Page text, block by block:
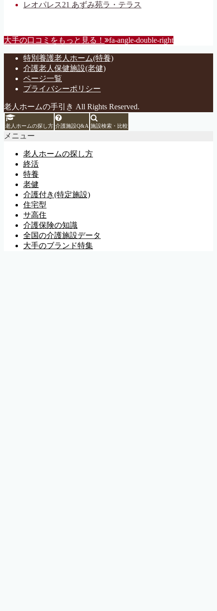
レオパレス21 あずみ苑ラ・テラス
大手の口コミをもっと見る！ fa-angle-double-right
特別養護老人ホーム(特養)
介護老人保健施設(老健)
ページ一覧
プライバシーポリシー
老人ホームの手引き All Rights Reserved.
老人ホームの探し方 介護施設Q&A 施設検索・比較
メニュー
老人ホームの探し方
終活
特養
老健
介護付き(特定施設)
住宅型
サ高住
介護保険の知識
全国の介護施設データ
大手のブランド特集